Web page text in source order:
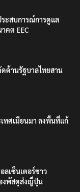
ะสบการณ์การดูแล
คต EEC
ดค้านรัฐบาลไทยสาน
เทศเมียนมา ลงพื้นที่แก้
ลเซ็นเตอร์ชาว
งพัสดุส่งญี่ปุ่น